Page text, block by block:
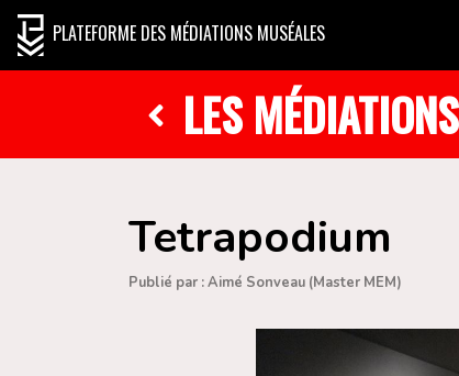
PLATEFORME DES MÉDIATIONS MUSÉALES
LES MÉDIATIONS
Tetrapodium
Publié par : Aimé Sonveau (Master MEM)